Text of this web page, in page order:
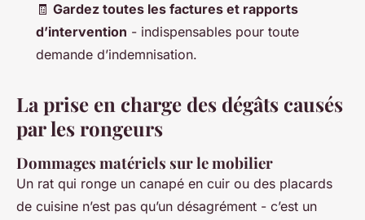
🧾 Gardez toutes les factures et rapports
d’intervention - indispensables pour toute
demande d’indemnisation.
La prise en charge des dégâts causés
par les rongeurs
Dommages matériels sur le mobilier
Un rat qui ronge un canapé en cuir ou des placards
de cuisine n’est pas qu’un désagrément - c’est un